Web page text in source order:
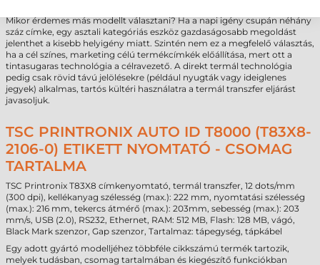
Mikor érdemes más modellt választani? Ha a napi igény csupán néhány
száz címke, egy asztali kategóriás eszköz gazdaságosabb megoldást
jelenthet a kisebb helyigény miatt. Szintén nem ez a megfelelő választás,
ha a cél színes, marketing célú termékcímkék előállítása, mert ott a
tintasugaras technológia a célravezető. A direkt termál technológia
pedig csak rövid távú jelölésekre (például nyugták vagy ideiglenes
jegyek) alkalmas, tartós kültéri használatra a termál transzfer eljárást
javasoljuk.
TSC PRINTRONIX AUTO ID T8000 (T83X8-
2106-0) ETIKETT NYOMTATÓ - CSOMAG
TARTALMA
TSC Printronix T83X8 címkenyomtató, termál transzfer, 12 dots/mm
(300 dpi), kellékanyag szélesség (max.): 222 mm, nyomtatási szélesség
(max.): 216 mm, tekercs átmérő (max.): 203mm, sebesség (max.): 203
mm/s, USB (2.0), RS232, Ethernet, RAM: 512 MB, Flash: 128 MB, vágó,
Black Mark szenzor, Gap szenzor, Tartalmaz: tápegység, tápkábel
Egy adott gyártó modelljéhez többféle cikkszámú termék tartozik,
melyek tudásban, csomag tartalmában és kiegészítő funkciókban